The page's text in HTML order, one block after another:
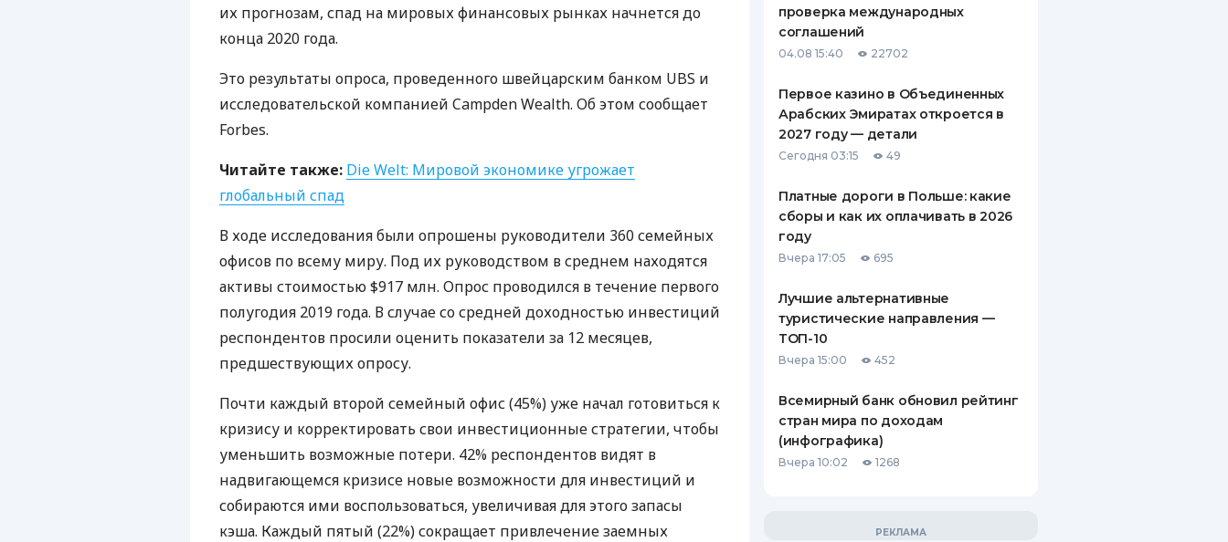
ПУТЕВОДИТЕЛИ ПО
БАНКОВСКИМ КАРТАМ
ПУТЕВОДИТЕЛИ ПО
СТРАХОВЫЕ КОМПАНИИ
ОТЗЫВЫ О СТРАХОВЫХ
ДОСТАВКА И ОПЛАТА
КОНТАКТЫ
их прогнозам, спад на мировых финансовых рынках начнется до
конца 2020 года.
Это результаты опроса, проведенного швейцарским банком UBS и
исследовательской компанией Campden Wealth. Об этом сообщает
Forbes.
Читайте также: Die Welt: Мировой экономике угрожает
глобальный спад
В ходе исследования были опрошены руководители 360 семейных
офисов по всему миру. Под их руководством в среднем находятся
активы стоимостью $917 млн. Опрос проводился в течение первого
полугодия 2019 года. В случае со средней доходностью инвестиций
респондентов просили оценить показатели за 12 месяцев,
предшествующих опросу.
Почти каждый второй семейный офис (45%) уже начал готовиться к
кризису и корректировать свои инвестиционные стратегии, чтобы
уменьшить возможные потери. 42% респондентов видят в
надвигающемся кризисе новые возможности для инвестиций и
собираются ими воспользоваться, увеличивая для этого запасы
кэша. Каждый пятый (22%) сокращает привлечение заемных
проверка международных
соглашений
04.08 15:40 22702
Первое казино в Объединенных
Арабских Эмиратах откроется в
2027 году — детали
Сегодня 03:15 49
Платные дороги в Польше: какие
сборы и как их оплачивать в 2026
году
Вчера 17:05 695
Лучшие альтернативные
туристические направления —
ТОП-10
Вчера 15:00 452
Всемирный банк обновил рейтинг
стран мира по доходам
(инфографика)
Вчера 10:02 1268